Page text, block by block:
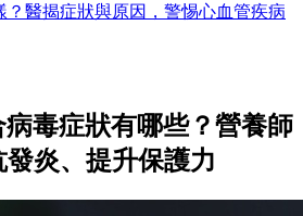
？醫揭症狀與原因，警惕心血管疾病
毒症狀有哪些？營養師
發炎、提升保護力